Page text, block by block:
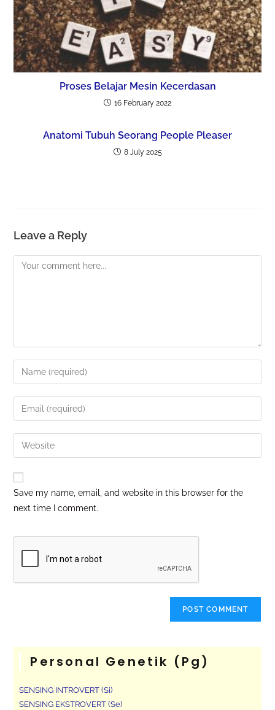
Proses Belajar Mesin Kecerdasan
16 February 2022
Anatomi Tubuh Seorang People Pleaser
8 July 2025
Leave a Reply
Save my name, email, and website in this browser for the
next time I comment.
Personal Genetik (pg)
SENSING INTROVERT (Si)
SENSING EKSTROVERT (Se)